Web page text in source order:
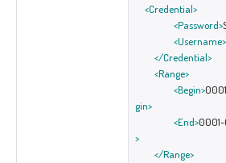
<Credential>
<Password>
<Username>
</Credential>
<Range>
<Begin>
gin>
<End>
>
</Range>